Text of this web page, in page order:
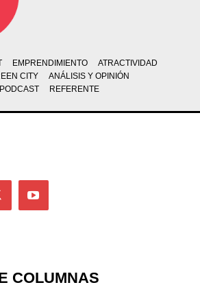
EMPRENDIMIENTO
ATRACTIVIDAD
CITY
ANÁLISIS Y OPINIÓN
REFERENTE
COLUMNAS